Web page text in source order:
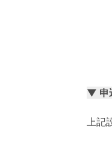
▼ 申
上記